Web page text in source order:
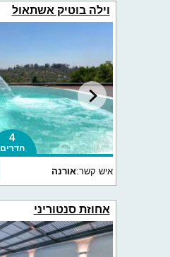
וילה בוטיק אשתאול
4
חדרים
איש קשר:אורנה
אחוזת סנטוריני